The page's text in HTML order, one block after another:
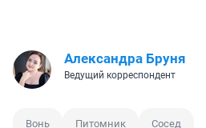
Александра Бруня
Ведущий корреспондент
Вонь Питомник Сосед